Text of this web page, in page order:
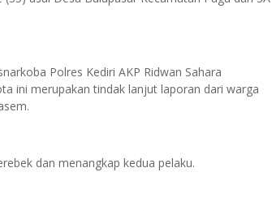
Polres Kediri AKP Ridwan Sahara
ini merupakan tindak lanjut laporan dari warga
dan menangkap kedua pelaku.